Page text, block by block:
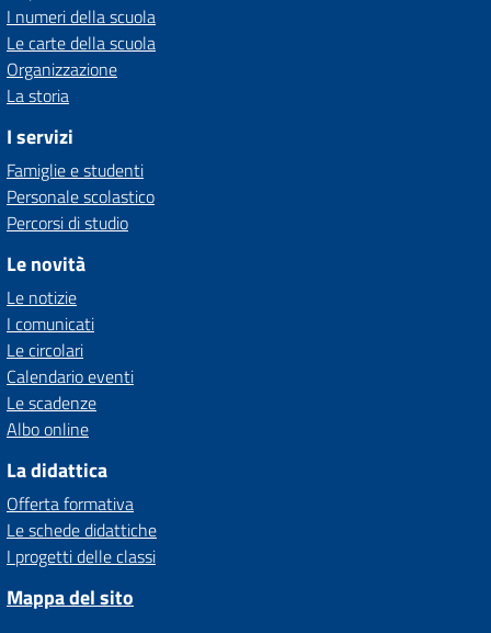
I numeri della scuola
Le carte della scuola
Organizzazione
La storia
I servizi
Famiglie e studenti
Personale scolastico
Percorsi di studio
Le novità
Le notizie
I comunicati
Le circolari
Calendario eventi
Le scadenze
Albo online
La didattica
Offerta formativa
Le schede didattiche
I progetti delle classi
Mappa del sito